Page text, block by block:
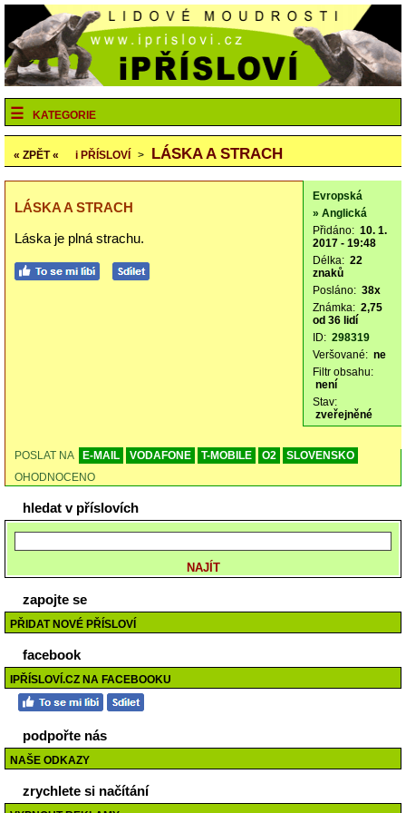
KATEGORIE
« ZPĚT « i PŘÍSLOVÍ > LÁSKA A STRACH
LÁSKA A STRACH
Láska je plná strachu.
Evropská
» Anglická
Přidáno: 10. 1.
2017 - 19:48
Délka: 22
znaků
Posláno: 38x
Známka: 2,75
od 36 lidí
ID: 298319
Veršované: ne
Filtr obsahu:
není
Stav:
zveřejněné
POSLAT NA E-MAIL VODAFONE T-MOBILE O2
SLOVENSKO
OHODNOCENO
hledat v příslovích
zapojte se
PŘIDAT NOVÉ PŘÍSLOVÍ
facebook
IPŘÍSLOVÍ.CZ NA FACEBOOKU
podpořte nás
NAŠE ODKAZY
zrychlete si načítání